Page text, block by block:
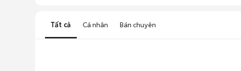
Tất cả Cá nhân Bán chuyên